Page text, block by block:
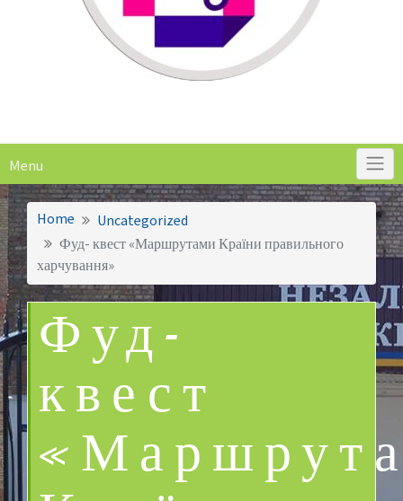
Menu
Home
Uncategorized
Фуд- квест «Маршрутами Країни правильного
харчування»
Фуд-
квест